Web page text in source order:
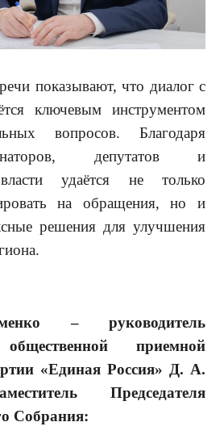
показыва­ют, что диалог с
ключевым инструментом
вопросов. Благодаря
депутатов и
власти удаётся не только
на обращения, но и
решения для улучшения
– руководитель
прием­ной
«Единая Россия» Д. А.
Председателя
Собрания: